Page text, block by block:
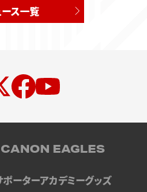
ス一覧
EAGLES
ポーターアカデミーグッズ